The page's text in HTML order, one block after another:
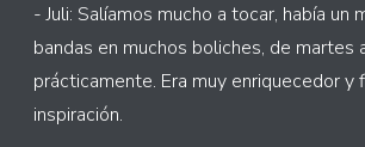
- Juli: Salíamos mucho a tocar, había un
bandas en muchos boliches, de martes
prácticamente. Era muy enriquecedor y
inspiración.